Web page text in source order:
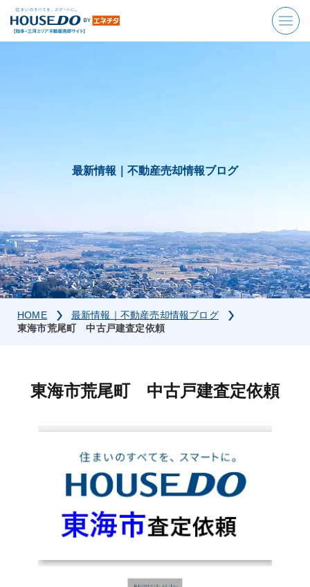
最新情報｜ 不動産売却情報ブログ
HOME
最新情報｜不動産売却情報ブログ
東海市荒尾町 中古戸建査定依頼
東海市荒尾町 中古戸建査定依頼